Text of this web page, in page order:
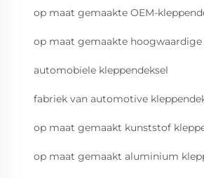
op maat gemaakte OEM-
op maat gemaakte hoogwaardige
automobiele kleppendeksel
fabriek van automotive
op maat gemaakt kunststof
op maat gemaakt aluminium